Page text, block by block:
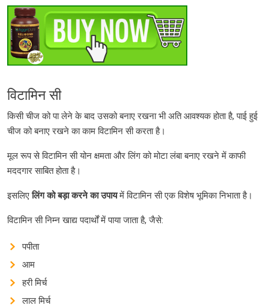
विटामिन सी
किसी चीज को पा लेने के बाद उसको बनाए रखना भी अति आवश्यक होता है, पाई हुई
चीज को बनाए रखने का काम विटामिन सी करता है।
मूल रूप से विटामिन सी योन क्षमता और लिंग को मोटा लंबा बनाए रखने में काफी
मददगार साबित होता है।
इसलिएलिंगकोबड़ाकरनेकाउपायमें विटामिन सी एक विशेष भूमिका निभाता है।
विटामिन सी निम्न खाद्य पदार्थों में पाया जाता है, जैसे:
पपीता
आम
हरी मिर्च
लाल मिर्च